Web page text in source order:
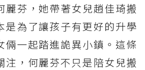
麗芬，她帶著女兒趙佳琦搬
是為了讓孩子有更好的升學
倆一起踏進詭異小鎮。這條
注，何麗芬不只是陪女兒搬